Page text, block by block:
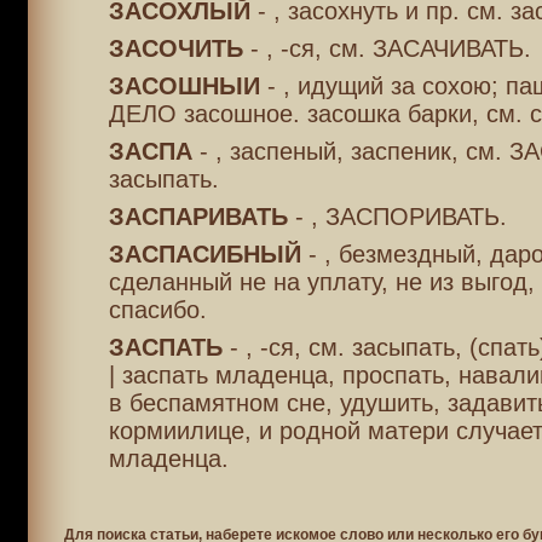
ЗАСОХЛЫЙ - , засохнуть и пр. см.
ЗАСОЧИТЬ- , -ся, см. ЗАСАЧИВАТЬ.
ЗАСОШНЫИ - , идущий за сохою;
ДЕЛО засошное. засошка барки, см.
ЗАСПА- , заспеный, заспеник, см.
засыпать.
ЗАСПАРИВАТЬ- , ЗАСПОРИВАТЬ.
ЗАСПАСИБНЫЙ - , безмездный,
сделанный не на уплату, не из выгод,
спасибо.
ЗАСПАТЬ- , -ся, см. засыпать,
| заспать младенца, проспать,
в беспамятном сне, удушить,
кормиилице, и родной матери
младенца.
Для поиска статьи, наберете искомое слово или несколько его